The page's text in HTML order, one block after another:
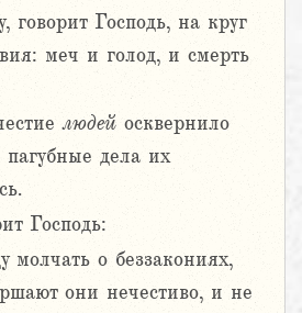
говорит Господь, на круг
меч и голод, и смерть
людей осквернило
дела их
Господь:
молчать о беззакониях,
они нечестиво, и не